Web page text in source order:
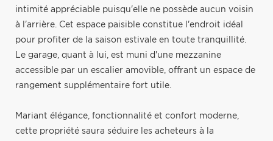
intimité appréciable puisqu'elle ne possède aucun voisin
à l'arrière. Cet espace paisible constitue l'endroit idéal
pour profiter de la saison estivale en toute tranquillité.
Le garage, quant à lui, est muni d'une mezzanine
accessible par un escalier amovible, offrant un espace de
rangement supplémentaire fort utile.
Mariant élégance, fonctionnalité et confort moderne,
cette propriété saura séduire les acheteurs à la